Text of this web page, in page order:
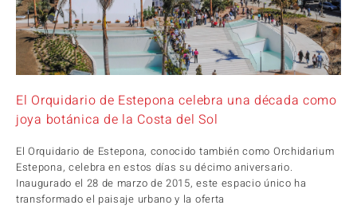
El Orquidario de Estepona celebra una década como
joya botánica de la Costa del Sol
El Orquidario de Estepona, conocido también como Orchidarium
Estepona, celebra en estos días su décimo aniversario.
Inaugurado el 28 de marzo de 2015, este espacio único ha
transformado el paisaje urbano y la oferta